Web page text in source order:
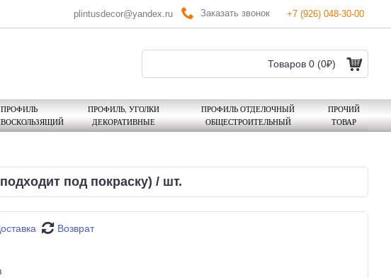
plintusdecor@yandex.ru Заказать звонок +7 (926) 048-30-00
Товаров 0 (0₽)
ПРОФИЛЬ
ПРОФИЛЬ, УГОЛКИ
ДЕКОРАТИВНЫЕ
ПРОФИЛЬ ОТДЕЛОЧНЫЙ
ОБЩЕСТРОИТЕЛЬНЫЙ
ПРОЧИЙ
ТОВАР
под покраску) / шт.
Возврат